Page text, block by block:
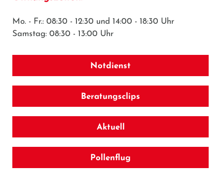
Mo. - Fr.: 08:30 - 12:30 und 14:00 - 18:30 Uhr
Samstag: 08:30 - 13:00 Uhr
Notdienst
Beratungsclips
Aktuell
Pollenflug